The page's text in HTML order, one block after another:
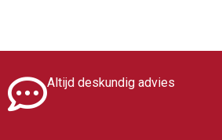
Altijd deskundig advies